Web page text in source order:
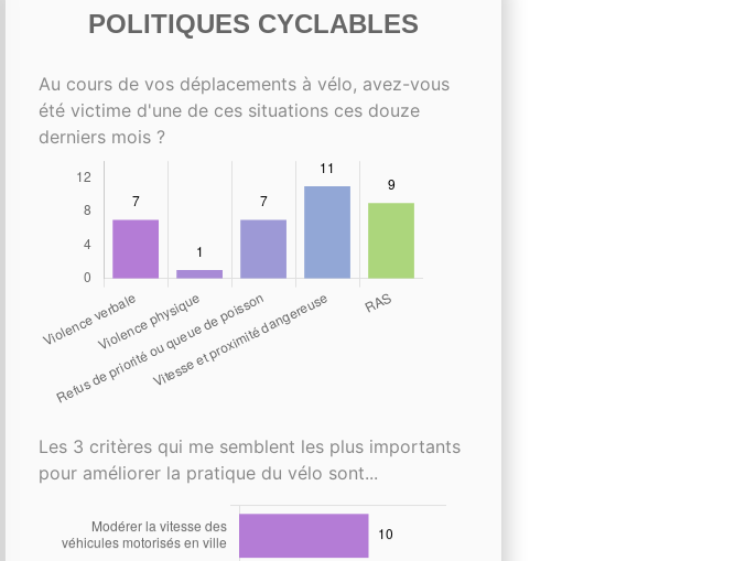
POLITIQUES CYCLABLES
Au cours de vos déplacements à vélo, avez-vous
été victime d'une de ces situations ces douze
derniers mois ?
Les 3 critères qui me semblent les plus importants
pour améliorer la pratique du vélo sont...